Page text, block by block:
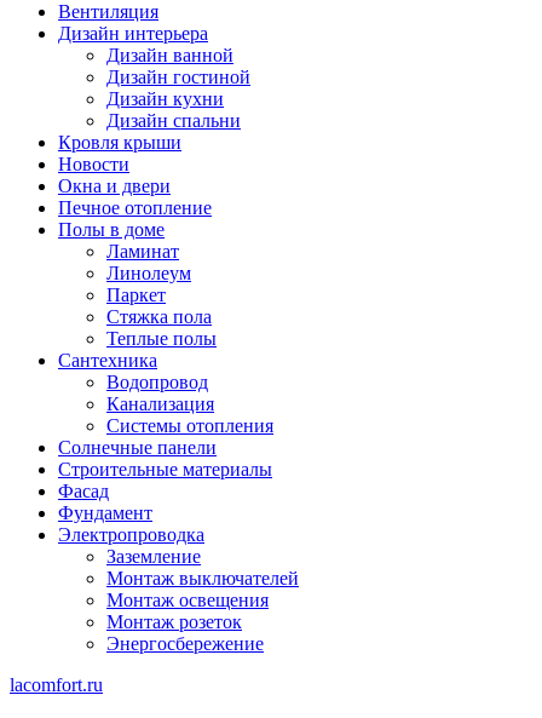
Вентиляция
Дизайн интерьера
Дизайн ванной
Дизайн гостиной
Дизайн кухни
Дизайн спальни
Кровля крыши
Новости
Окна и двери
Печное отопление
Полы в доме
Ламинат
Линолеум
Паркет
Стяжка пола
Теплые полы
Сантехника
Водопровод
Канализация
Системы отопления
Солнечные панели
Строительные материалы
Фасад
Фундамент
Электропроводка
Заземление
Монтаж выключателей
Монтаж освещения
Монтаж розеток
Энергосбережение
lacomfort.ru